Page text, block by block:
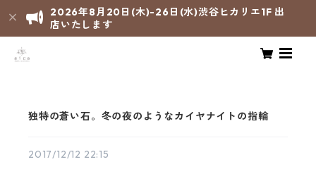
2026年8月20日(木)-26日(水)渋谷ヒカリエ1F 出
店いたします
独特の蒼い石。冬の夜のようなカイヤナイトの指輪
2017/12/12 22:15